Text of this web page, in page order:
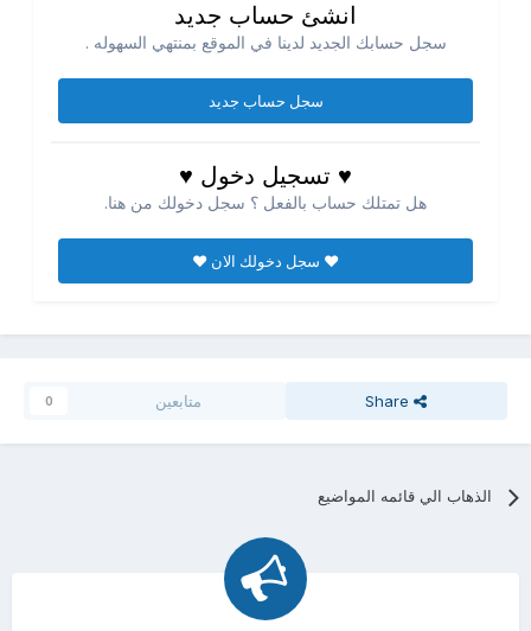
انشئ حساب جديد
سجل حسابك الجديد لدينا في الموقع بمنتهي السهوله .
سجل حساب جديد
♥ تسجيل دخول ♥
هل تمتلك حساب بالفعل ؟ سجل دخولك من هنا.
♥ سجل دخولك الان ♥
Share متابعين 0
الذهاب الي قائمه المواضيع